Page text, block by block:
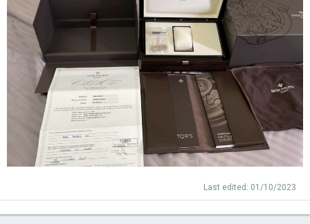
Last edited: 01/10/2023